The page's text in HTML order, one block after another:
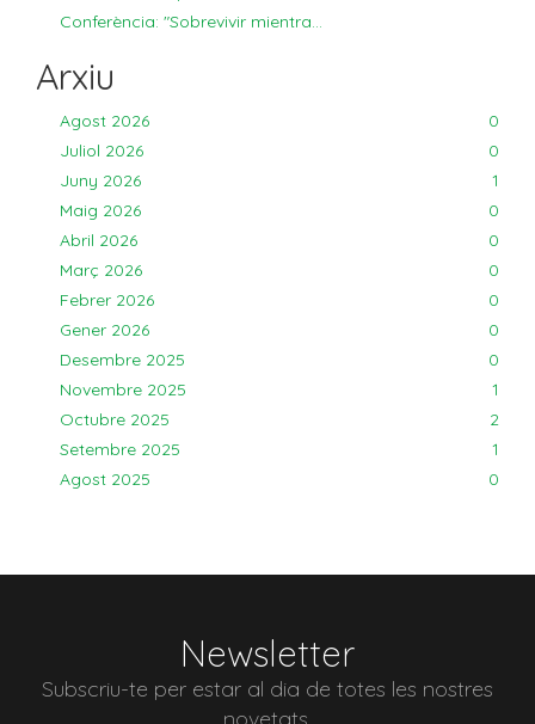
Conferència: "Sobrevivir mientra...
Arxiu
Agost 2026
0
Juliol 2026
0
Juny 2026
1
Maig 2026
0
Abril 2026
0
Març 2026
0
Febrer 2026
0
Gener 2026
0
Desembre 2025
0
Novembre 2025
1
Octubre 2025
2
Setembre 2025
1
Agost 2025
0
Newsletter
Subscriu-te per estar al dia de totes les nostres